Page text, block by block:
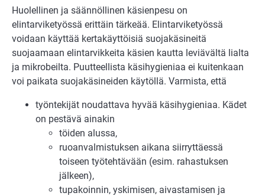
Huolellinen ja säännöllinen käsienpesu on
elintarviketyössä erittäin tärkeää. Elintarviketyössä
voidaan käyttää kertakäyttöisiä suojakäsineitä
suojaamaan elintarvikkeita käsien kautta leviävältä lialta
ja mikrobeilta. Puutteellista käsihygieniaa ei kuitenkaan
voi paikata suojakäsineiden käytöllä. Varmista, että
työntekijät noudattava hyvää käsihygieniaa. Kädet
on pestävä ainakin
töiden alussa,
ruoanvalmistuksen aikana siirryttäessä
toiseen työtehtävään (esim. rahastuksen
jälkeen),
tupakoinnin, yskimisen, aivastamisen ja